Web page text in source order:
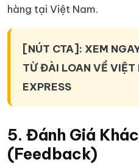
hàng tại Việt Nam.
[NÚT CTA]: XEM
TỪ ĐÀI LOAN VỀ VIỆT
EXPRESS
5. Đánh Giá
(Feedback)